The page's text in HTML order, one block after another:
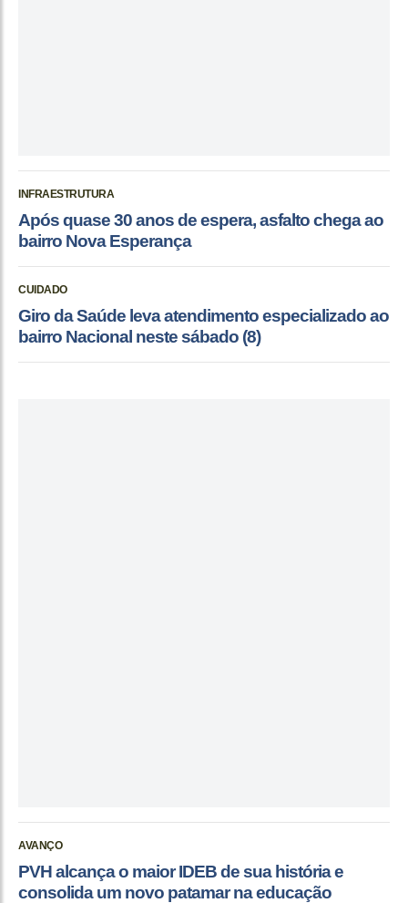
INFRAESTRUTURA
Após quase 30 anos de espera, asfalto chega ao
bairro Nova Esperança
CUIDADO
Giro da Saúde leva atendimento especializado ao
bairro Nacional neste sábado (8)
AVANÇO
PVH alcança o maior IDEB de sua história e
consolida um novo patamar na educação